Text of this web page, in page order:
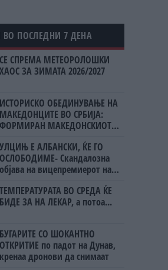
ВО ПОСЛЕДНИ 7 ДЕНА
СЕ СПРЕМА МЕТЕОРОЛОШКИ
ХАОС ЗА ЗИМАТА 2026/2027
ИСТОРИСКО ОБЕДИНУВАЊЕ НА
МАКЕДОНЦИТЕ ВО СРБИЈА:
ФОРМИРАН МАКЕДОНСКИОТ
УЛЦИЊ Е АЛБАНСКИ, ЌЕ ГО
ОСЛОБОДИМЕ- Скандалозна
објава на вицепремиерот на
ТЕМПЕРАТУРАТА ВО СРЕДА ЌЕ
БИДЕ ЗА НА ЛЕКАР, а потоа...
БУГАРИТЕ СО ШОКАНТНО
ОТКРИТИЕ по падот на Дунав,
кренаа дронови да снимаат